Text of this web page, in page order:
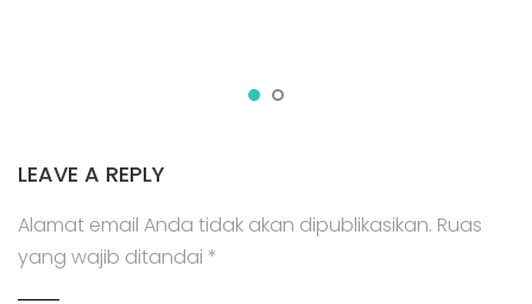
LEAVE A REPLY
Alamat email Anda tidak akan dipublikasikan. Ruas
yang wajib ditandai *